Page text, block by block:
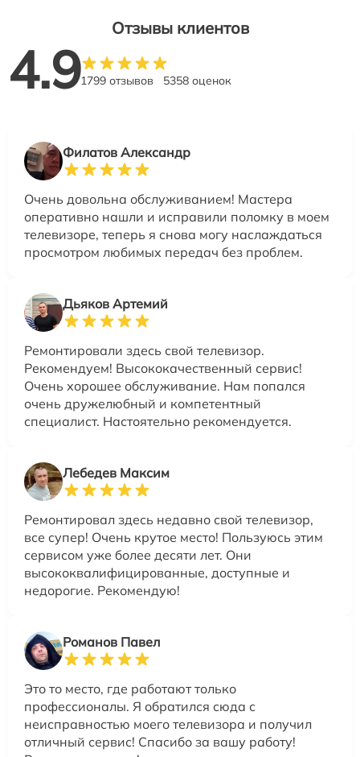
Отзывы клиентов
4.91799 отзывов 5358 оценок
Филатов Александр
Очень довольна обслуживанием! Мастера
оперативно нашли и исправили поломку в моем
телевизоре, теперь я снова могу наслаждаться
просмотром любимых передач без проблем.
Дьяков Артемий
Ремонтировали здесь свой телевизор.
Рекомендуем! Высококачественный сервис!
Очень хорошее обслуживание. Нам попался
очень дружелюбный и компетентный
специалист. Настоятельно рекомендуется.
Лебедев Максим
Ремонтировал здесь недавно свой телевизор,
все супер! Очень крутое место! Пользуюсь этим
сервисом уже более десяти лет. Они
высококвалифицированные, доступные и
недорогие. Рекомендую!
Романов Павел
Это то место, где работают только
профессионалы. Я обратился сюда с
неисправностью моего телевизора и получил
отличный сервис! Спасибо за вашу работу!